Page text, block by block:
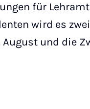
für
wird es zwei
und die